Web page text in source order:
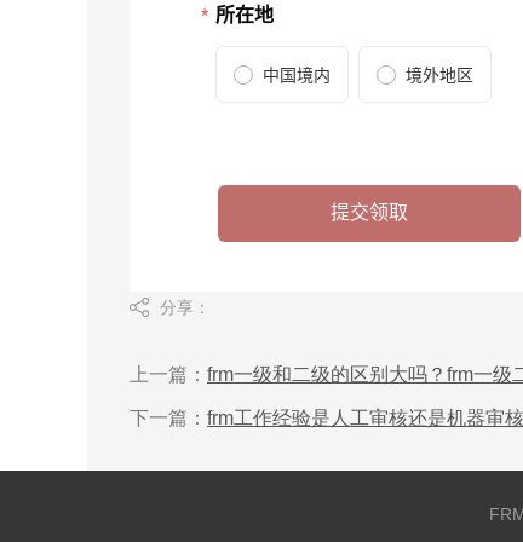
分享：
上一篇： frm一级和二级的区别大吗？frm一级
下一篇： frm工作经验是人工审核还是机器审